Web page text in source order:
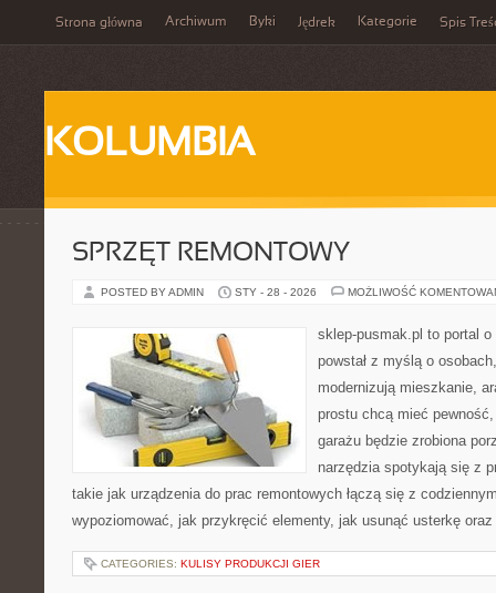
Strona główna Archiwum Byki Jędrek Kategorie Spis
KOLUMBIA
SPRZĘT REMONTOWY
POSTED BY ADMIN STY - 28 - 2026 MOŻLIWOŚĆ
sklep-pusmak.pl to portal
powstał z myślą o
modernizują mieszkanie,
prostu chcą mieć
garażu będzie zrobiona
narzędzia spotykają się z
takie jak urządzenia do prac remontowych łączą się z
wypoziomować, jak przykręcić elementy, jak usunąć usterkę
CATEGORIES: KULISY PRODUKCJI GIER